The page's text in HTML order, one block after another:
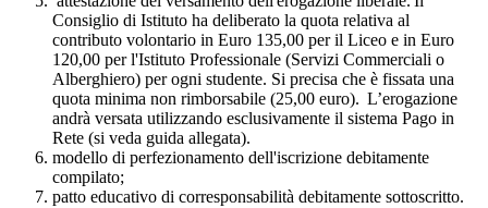
Consiglio di Istituto ha deliberato la quota relativa al
contributo volontario in Euro 135,00 per il Liceo e in Euro
120,00 per l'Istituto Professionale (Servizi Commerciali o
Alberghiero) per ogni studente. Si precisa che è fissata una
quota minima non rimborsabile (25,00 euro). L’erogazione
andrà versata utilizzando esclusivamente il sistema Pago in
Rete (si veda guida allegata).
modello di perfezionamento dell'iscrizione debitamente
compilato;
patto educativo di corresponsabilità debitamente sottoscritto.